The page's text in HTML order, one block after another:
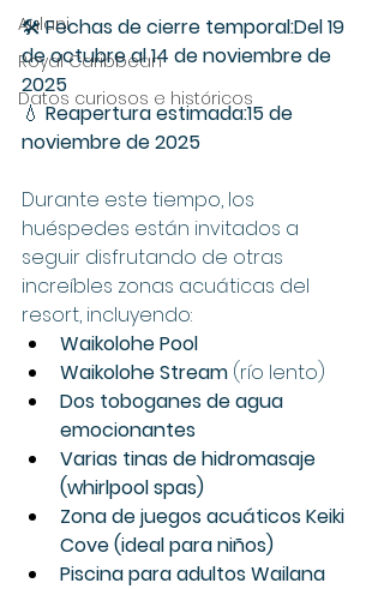
Aulani
Royal Caribbean
Datos curiosos e históricos
🛠️ Fechas de cierre temporal:Del 19
de octubre al 14 de noviembre de
2025
💧 Reapertura estimada:15 de
noviembre de 2025
Durante este tiempo, los
huéspedes están invitados a
seguir disfrutando de otras
increíbles zonas acuáticas del
resort, incluyendo:
Waikolohe Pool
Waikolohe Stream (río lento)
Dos toboganes de agua
emocionantes
Varias tinas de hidromasaje
(whirlpool spas)
Zona de juegos acuáticos Keiki
Cove (ideal para niños)
Piscina para adultos Wailana